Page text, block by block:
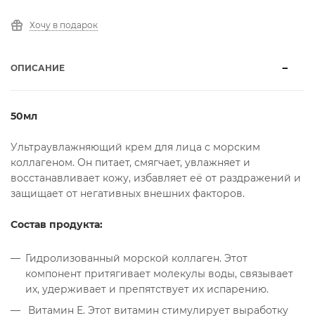
Хочу в подарок
ОПИСАНИЕ
50мл
Ультраувлажняющий крем для лица с морским
коллагеном. Он питает, смягчает, увлажняет и
восстанавливает кожу, избавляет её от раздражений и
защищает от негативных внешних факторов.
Состав продукта:
Гидролизованный морской коллаген. Этот
компонент притягивает молекулы воды, связывает
их, удерживает и препятствует их испарению.
Витамин Е. Этот витамин стимулирует выработку